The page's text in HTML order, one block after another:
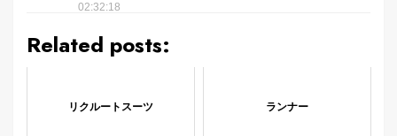
02:32:18
Related posts:
リクルートスーツ ランナー